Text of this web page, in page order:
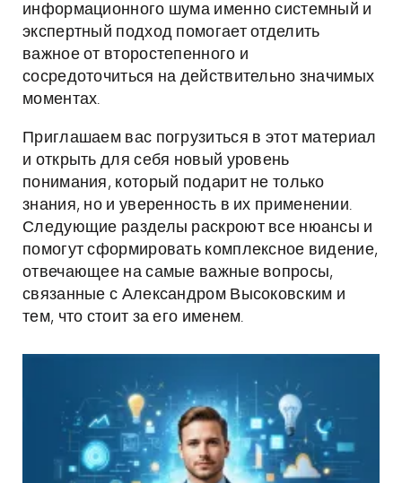
информационного шума именно системный и
экспертный подход помогает отделить
важное от второстепенного и
сосредоточиться на действительно значимых
моментах.
Приглашаем вас погрузиться в этот материал
и открыть для себя новый уровень
понимания, который подарит не только
знания, но и уверенность в их применении.
Следующие разделы раскроют все нюансы и
помогут сформировать комплексное видение,
отвечающее на самые важные вопросы,
связанные с Александром Высоковским и
тем, что стоит за его именем.